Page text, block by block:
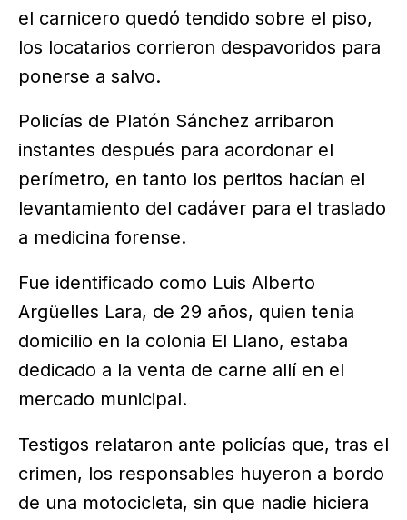
el carnicero quedó tendido sobre el piso,
los locatarios corrieron despavoridos para
ponerse a salvo.
Policías de Platón Sánchez arribaron
instantes después para acordonar el
perímetro, en tanto los peritos hacían el
levantamiento del cadáver para el traslado
a medicina forense.
Fue identificado como Luis Alberto
Argüelles Lara, de 29 años, quien tenía
domicilio en la colonia El Llano, estaba
dedicado a la venta de carne allí en el
mercado municipal.
Testigos relataron ante policías que, tras el
crimen, los responsables huyeron a bordo
de una motocicleta, sin que nadie hiciera